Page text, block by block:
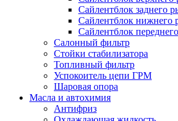
Сайлентблок заднего
Сайлентблок нижнего
Сайлентблок
Салонный фильтр
Стойки стабилизатора
Топливный фильтр
Успокоитель цепи ГРМ
Шаровая опора
Масла и автохимия
Антифриз